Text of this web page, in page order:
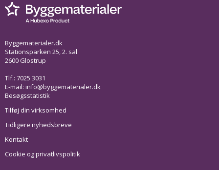
Byggematerialer.dk
Stationsparken 25, 2. sal
2600 Glostrup
Tlf.: 7025 3031
E-mail: info@byggematerialer.dk
Besøgsstatistik
Tilføj din virksomhed
Tidligere nyhedsbreve
Kontakt
Cookie og privatlivspolitik